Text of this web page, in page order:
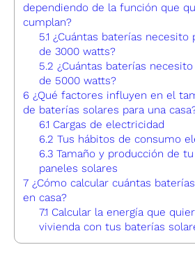
dependiendo de la función que
cumplan?
5.1 ¿Cuántas baterías necesito
de 3000 watts?
5.2 ¿Cuántas baterías
de 5000 watts?
6 ¿Qué factores influyen en el
de baterías solares para una
6.1 Cargas de electricidad
6.2 Tus hábitos de consumo
6.3 Tamaño y producción de
paneles solares
7 ¿Cómo calcular cuántas
en casa?
7.1 Calcular la energía que
vivienda con tus baterías